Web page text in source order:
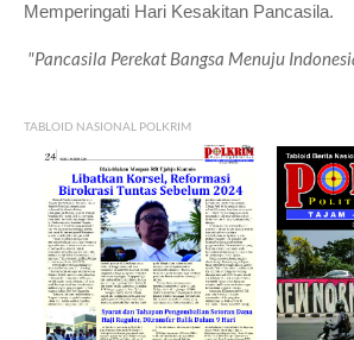
Memperingati Hari Kesakitan Pancasila.
"Pancasila Perekat Bangsa Menuju
TABLOID NASIONAL POLKRIM